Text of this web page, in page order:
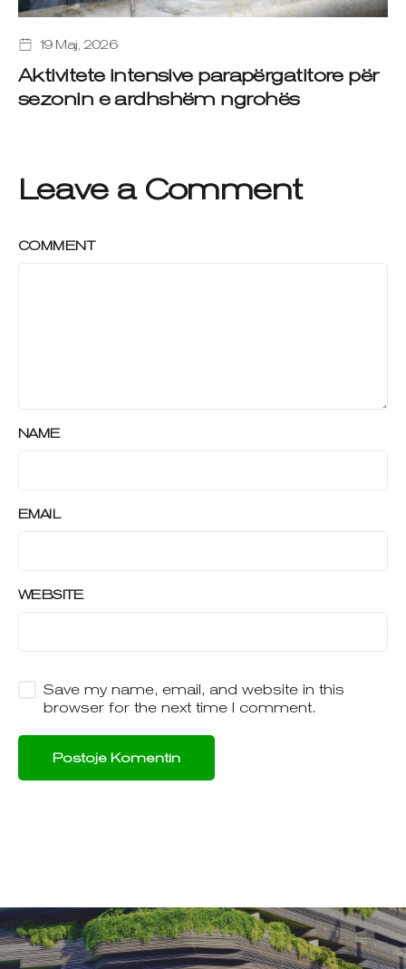
19 Maj, 2026
Aktivitete intensive parapërgatitore për
sezonin e ardhshëm ngrohës
Leave a Comment
COMMENT
NAME
EMAIL
WEBSITE
Save my name, email, and website in this
browser for the next time I comment.